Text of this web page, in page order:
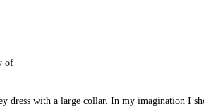
of
dress with a large collar. In my imagination I